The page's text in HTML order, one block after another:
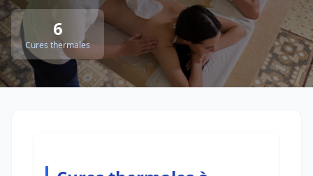
6
Cures thermales